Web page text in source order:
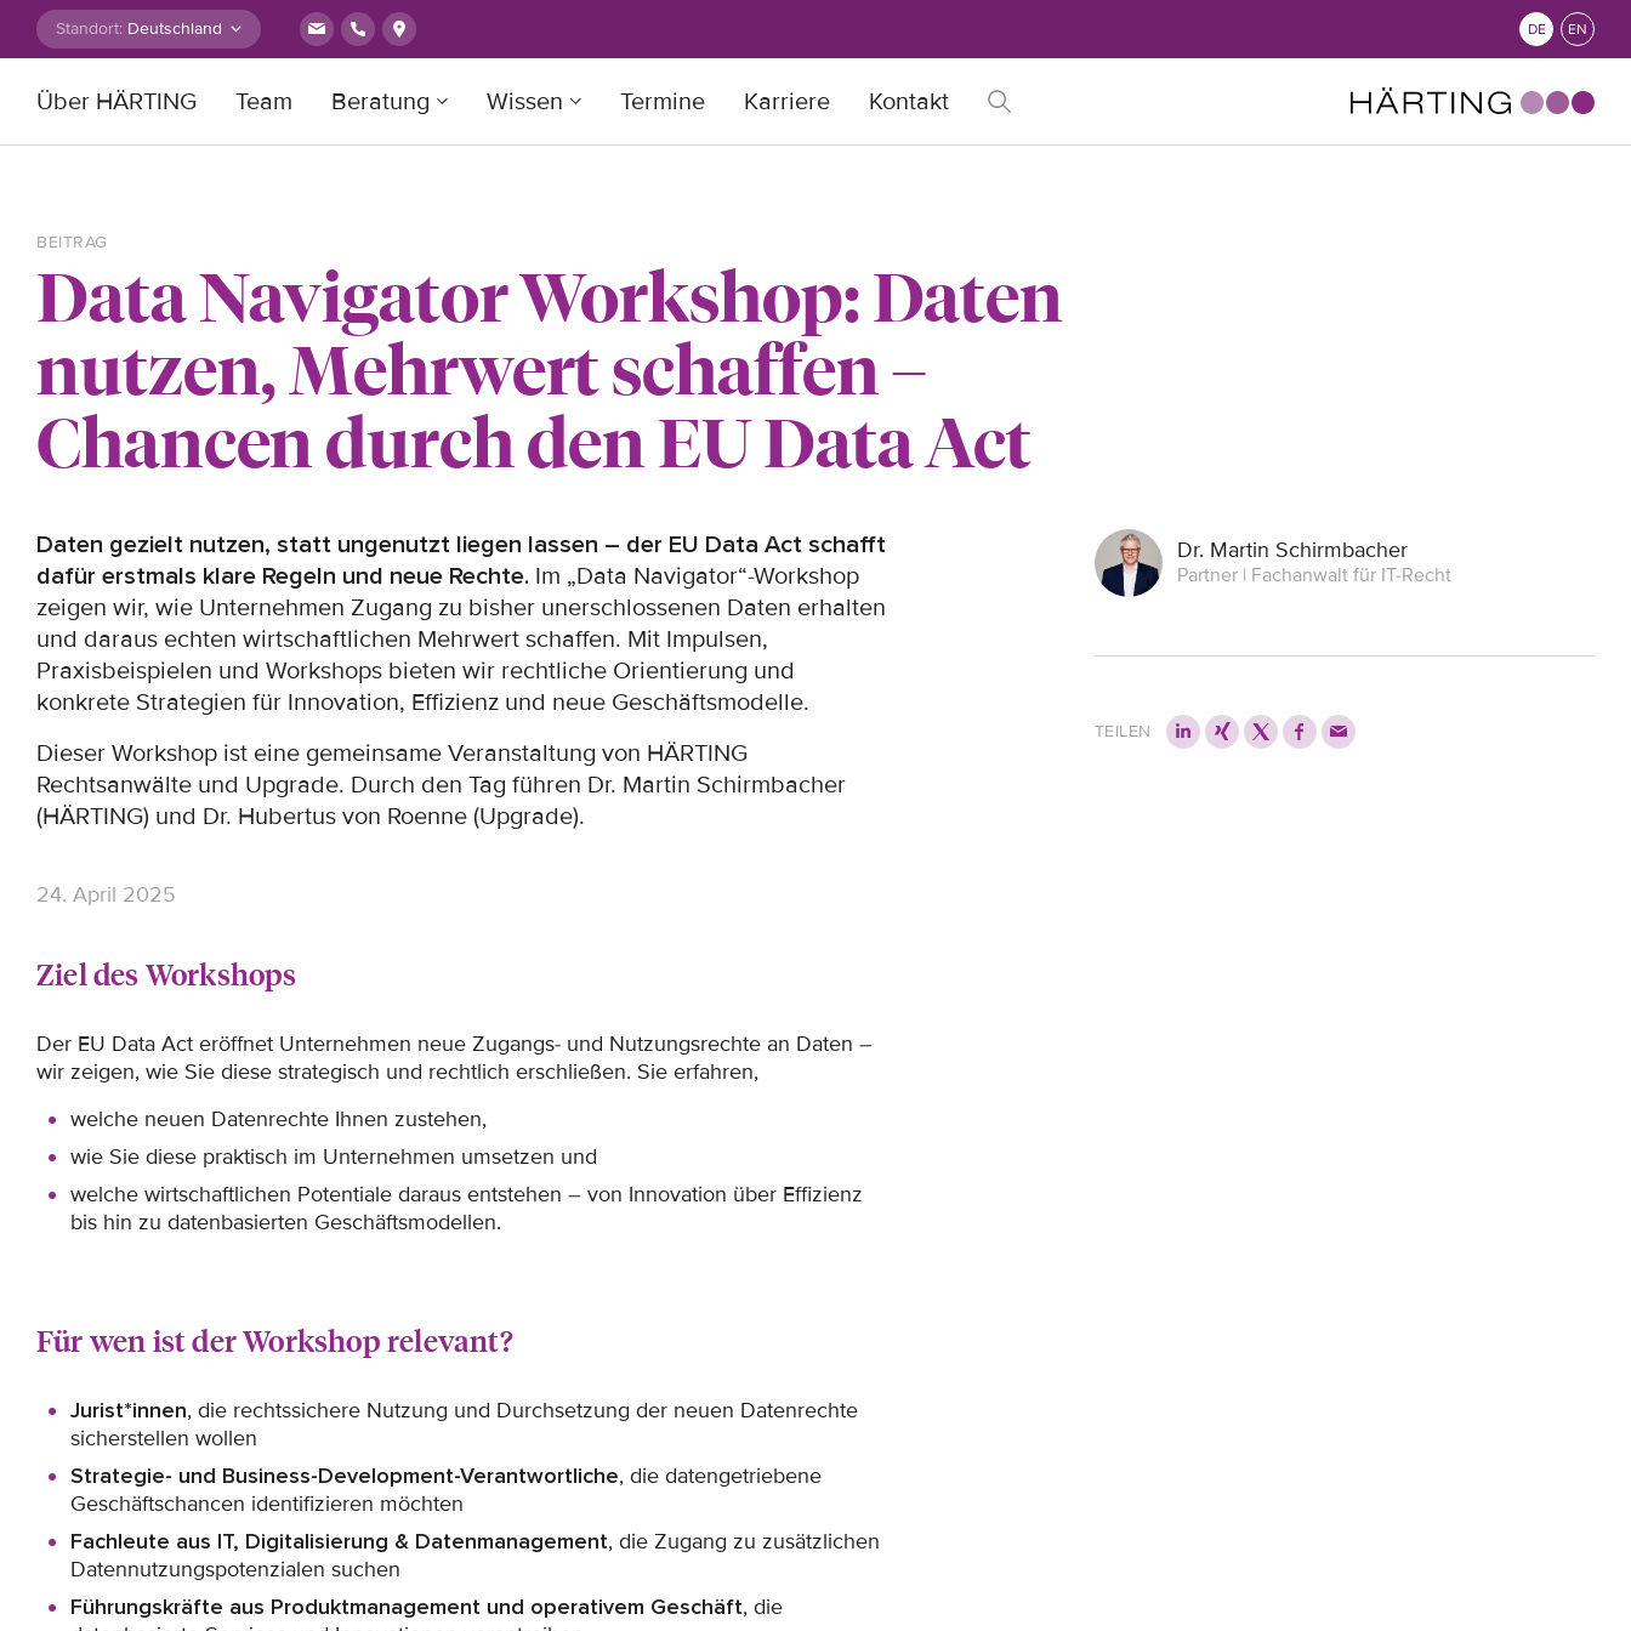
Zum Inhalt springen
Standort: DE EN
Über HÄRTING Team Beratung Wissen Termine Karriere Kontakt
BEITRAG
Data Navigator Workshop: Daten
nutzen, Mehrwert schaffen –
Chancen durch den EU Data Act
Daten gezielt nutzen, statt ungenutzt liegen lassen – der EU Data Act schafft
dafür erstmals klare Regeln und neue Rechte. Im „Data Navigator“-Workshop
zeigen wir, wie Unternehmen Zugang zu bisher unerschlossenen Daten erhalten
und daraus echten wirtschaftlichen Mehrwert schaffen. Mit Impulsen,
Praxisbeispielen und Workshops bieten wir rechtliche Orientierung und
konkrete Strategien für Innovation, Effizienz und neue Geschäftsmodelle.
Dieser Workshop ist eine gemeinsame Veranstaltung von HÄRTING
Rechtsanwälte und Upgrade. Durch den Tag führen Dr. Martin Schirmbacher
(HÄRTING) und Dr. Hubertus von Roenne (Upgrade).
24. April 2025
Ziel des Workshops
Der EU Data Act eröffnet Unternehmen neue Zugangs- und Nutzungsrechte an Daten –
wir zeigen, wie Sie diese strategisch und rechtlich erschließen. Sie erfahren,
welche neuen Datenrechte Ihnen zustehen,
wie Sie diese praktisch im Unternehmen umsetzen und
welche wirtschaftlichen Potentiale daraus entstehen – von Innovation über Effizienz
bis hin zu datenbasierten Geschäftsmodellen.
Für wen ist der Workshop relevant?
Jurist*innen, die rechtssichere Nutzung und Durchsetzung der neuen Datenrechte
sicherstellen wollen
Strategie- und Business-Development-Verantwortliche, die datengetriebene
Geschäftschancen identifizieren möchten
Fachleute aus IT, Digitalisierung & Datenmanagement, die Zugang zu zusätzlichen
Datennutzungspotenzialen suchen
Führungskräfte aus Produktmanagement und operativem Geschäft, die
Dr. Martin Schirmbacher
Partner | Fachanwalt für IT-Recht
TEILEN